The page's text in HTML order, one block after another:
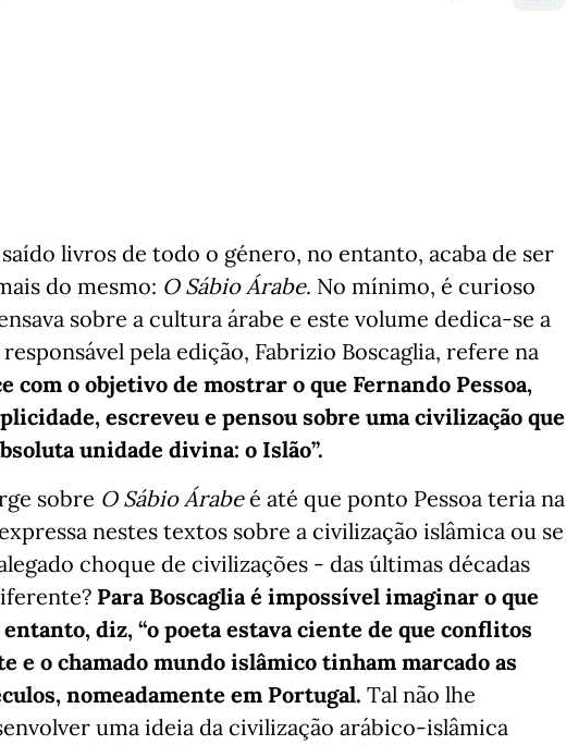
livros de todo o género, no entanto, acaba de ser
do mesmo: O Sábio Árabe. No mínimo, é curioso
sobre a cultura árabe e este volume dedica-se a
pela edição, Fabrizio Boscaglia, refere na
com o objetivo de mostrar o que Fernando Pessoa,
escreveu e pensou sobre uma civilização que
unidade divina: o Islão”.
sobre O Sábio Árabeé até que ponto Pessoa teria na
nestes textos sobre a civilização islâmica ou se
choque de civilizações - das últimas décadas
Para Boscaglia é impossível imaginar o que
diz, “o poeta estava ciente de que conflitos
e o chamado mundo islâmico tinham marcado as
nomeadamente em Portugal. Tal não lhe
uma ideia da civilização arábico-islâmica